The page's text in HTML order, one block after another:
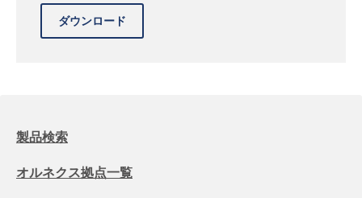
製品検索
オルネクス拠点一覧